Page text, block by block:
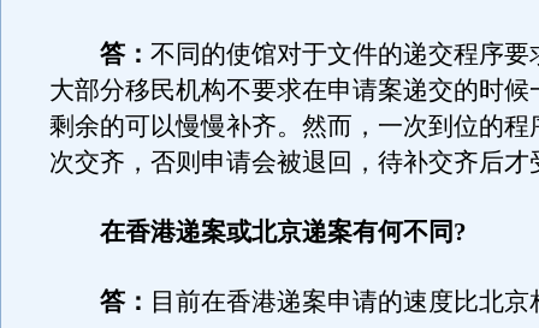
答： 不同的使馆对于文件的递交程序要
大部分移民机构不要求在申请案递交的时候
剩余的可以慢慢补齐。然而，一次到位的程
次交齐，否则申请会被退回，待补交齐后才
在香港递案或北京递案有何不同?
答： 目前在香港递案申请的速度比北京